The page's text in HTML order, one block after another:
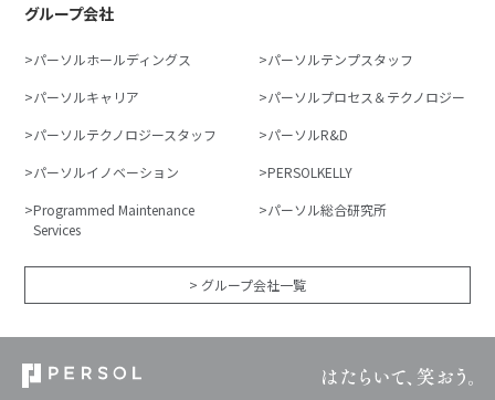
グループ会社
パーソルホールディングス
パーソルテンプスタッフ
パーソルキャリア
パーソルプロセス＆テクノロジー
パーソルテクノロジースタッフ
パーソルR&D
パーソルイノベーション
PERSOLKELLY
Programmed Maintenance
Services
パーソル総合研究所
> グループ会社一覧